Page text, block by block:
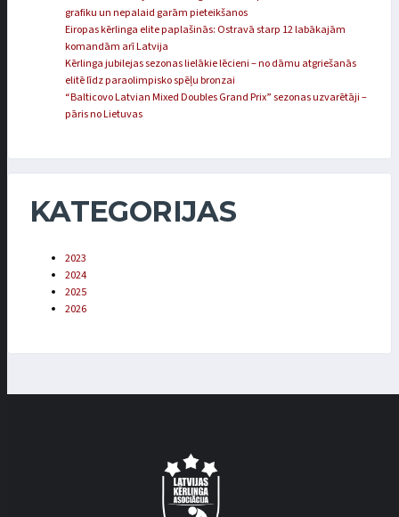
grafiku un nepalaid garām pieteikšanos
Eiropas kērlinga elite paplašinās: Ostravā starp 12 labākajām
komandām arī Latvija
Kērlinga jubilejas sezonas lielākie lēcieni – no dāmu atgriešanās
elitē līdz paraolimpisko spēļu bronzai
“Balticovo Latvian Mixed Doubles Grand Prix” sezonas uzvarētāji –
pāris no Lietuvas
KATEGORIJAS
2023
2024
2025
2026